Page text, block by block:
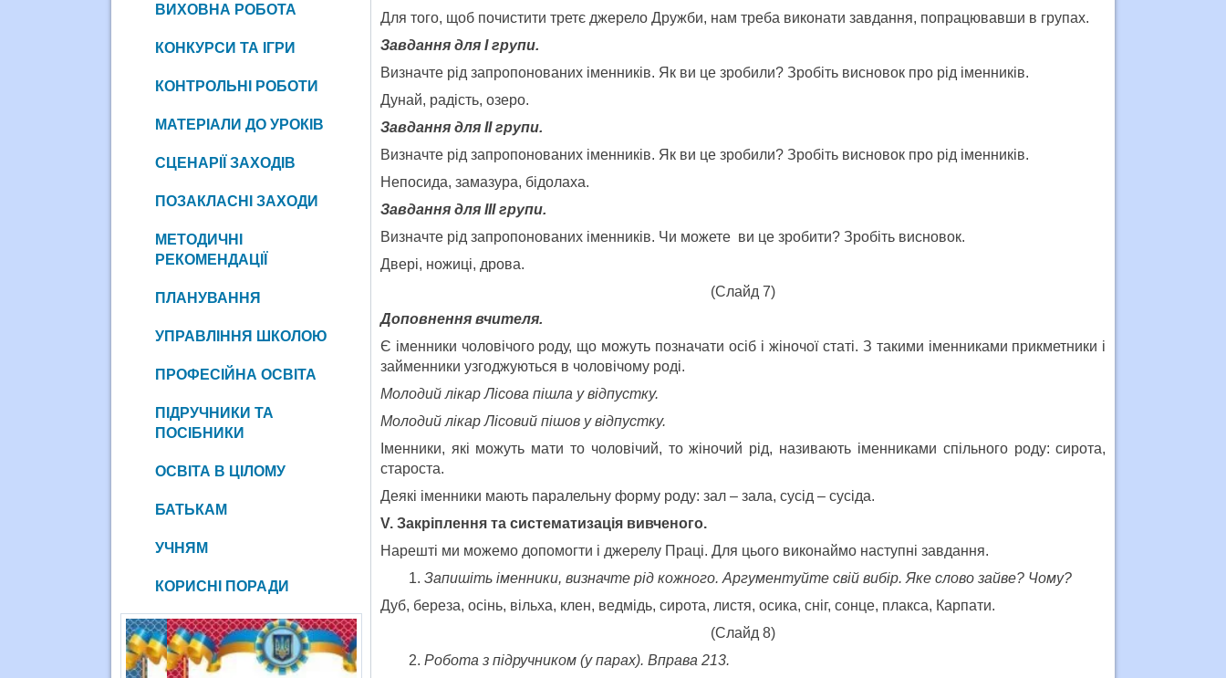
Для того, щоб почистити третє джерело Дружби, нам треба виконати завдання, попрацювавши в групах.
Завдання для І групи.
Визначте рід запропонованих іменників. Як ви це зробили? Зробіть висновок про рід іменників.
Дунай, радість, озеро.
Завдання для ІІ групи.
Визначте рід запропонованих іменників. Як ви це зробили? Зробіть висновок про рід іменників.
Непосида, замазура, бідолаха.
Завдання для ІІІ групи.
Визначте рід запропонованих іменників. Чи можете ви це зробити? Зробіть висновок.
Двері, ножиці, дрова.
(Слайд 7)
Доповнення вчителя.
Є іменники чоловічого роду, що можуть позначати осіб і жіночої статі. З такими іменниками прикметники і
займенники узгоджуються в чоловічому роді.
Молодий лікар Лісова пішла у відпустку.
Молодий лікар Лісовий пішов у відпустку.
Іменники, які можуть мати то чоловічий, то жіночий рід, називають іменниками спільного роду: сирота,
староста.
Деякі іменники мають паралельну форму роду: зал – зала, сусід – сусіда.
V. Закріплення та систематизація вивченого.
Нарешті ми можемо допомогти і джерелу Праці. Для цього виконаймо наступні завдання.
Запишіть іменники, визначте рід кожного. Аргументуйте свій вибір. Яке слово зайве? Чому?
Дуб, береза, осінь, вільха, клен, ведмідь, сирота, листя, осика, сніг, сонце, плакса, Карпати.
(Слайд 8)
Робота з підручником (у парах). Вправа 213.
ВИХОВНА РОБОТА
КОНКУРСИ ТА ІГРИ
КОНТРОЛЬНІ РОБОТИ
МАТЕРІАЛИ ДО УРОКІВ
СЦЕНАРІЇ ЗАХОДІВ
ПОЗАКЛАСНІ ЗАХОДИ
МЕТОДИЧНІ
РЕКОМЕНДАЦІЇ
ПЛАНУВАННЯ
УПРАВЛІННЯ ШКОЛОЮ
ПРОФЕСІЙНА ОСВІТА
ПІДРУЧНИКИ ТА
ПОСІБНИКИ
ОСВІТА В ЦІЛОМУ
БАТЬКАМ
УЧНЯМ
КОРИСНІ ПОРАДИ